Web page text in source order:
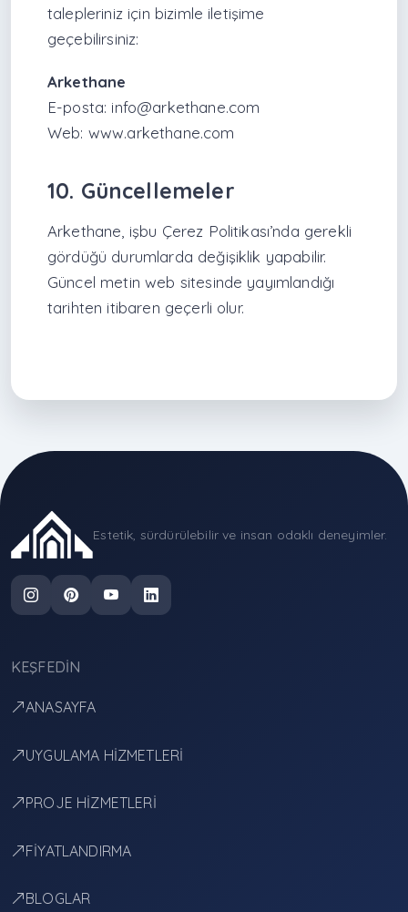
talepleriniz için bizimle iletişime
geçebilirsiniz:
Arkethane
E-posta: info@arkethane.com
Web: www.arkethane.com
10. Güncellemeler
Arkethane, işbu Çerez Politikası’nda gerekli
gördüğü durumlarda değişiklik yapabilir.
Güncel metin web sitesinde yayımlandığı
tarihten itibaren geçerli olur.
Estetik, sürdürülebilir ve insan odaklı deneyimler.
KEŞFEDIN
ANASAYFA
UYGULAMA HİZMETLERİ
PROJE HİZMETLERİ
FİYATLANDIRMA
BLOGLAR